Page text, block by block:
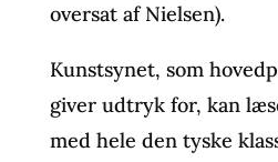
oversat af Nielsen).
Kunstsynet, som
giver udtryk for, kan
med hele den tyske